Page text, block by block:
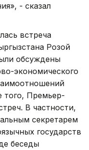
- сказал
встреча
Розой
обсуждены
экономического
того, Премьер-
В частности,
секретарем
государств
беседы